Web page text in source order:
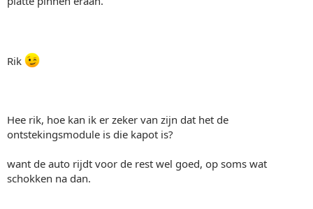
Rik
Hee rik, hoe kan ik er zeker van zijn dat het de
ontstekingsmodule is die kapot is?
want de auto rijdt voor de rest wel goed, op soms wat
schokken na dan.